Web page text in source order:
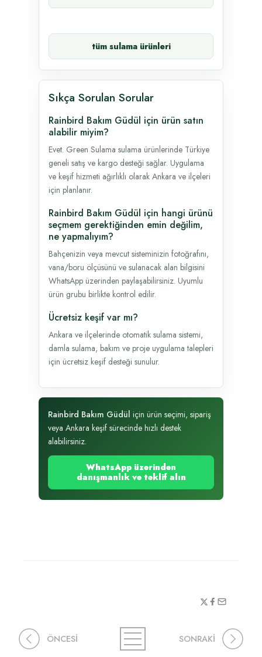
tüm sulama ürünleri
Sıkça Sorulan Sorular
Rainbird Bakım Güdül için ürün satın
alabilir miyim?
Evet. Green Sulama sulama ürünlerinde Türkiye
geneli satış ve kargo desteği sağlar. Uygulama
ve keşif hizmeti ağırlıklı olarak Ankara ve ilçeleri
için planlanır.
Rainbird Bakım Güdül için hangi ürünü
seçmem gerektiğinden emin değilim,
ne yapmalıyım?
Bahçenizin veya mevcut sisteminizin fotoğrafını,
vana/boru ölçüsünü ve sulanacak alan bilgisini
WhatsApp üzerinden paylaşabilirsiniz. Uyumlu
ürün grubu birlikte kontrol edilir.
Ücretsiz keşif var mı?
Ankara ve ilçelerinde otomatik sulama sistemi,
damla sulama, bakım ve proje uygulama talepleri
için ücretsiz keşif desteği sunulur.
Rainbird Bakım Güdül için ürün seçimi, sipariş
veya Ankara keşif sürecinde hızlı destek
alabilirsiniz.
WhatsApp üzerinden
danışmanlık ve teklif alın
ÖNCESİ SONRAKİ